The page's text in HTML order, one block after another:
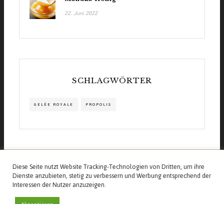
22. Juni 2022
SCHLAGWÖRTER
GELÉE ROYALE PROPOLIS
©2020 bienenwissen Blog. Alle Rechte vorbehalten. -
Cookie Richtlinien
Diese Seite nutzt Website Tracking-Technologien von Dritten, um ihre
Dienste anzubieten, stetig zu verbessern und Werbung entsprechend der
Interessen der Nutzer anzuzeigen.